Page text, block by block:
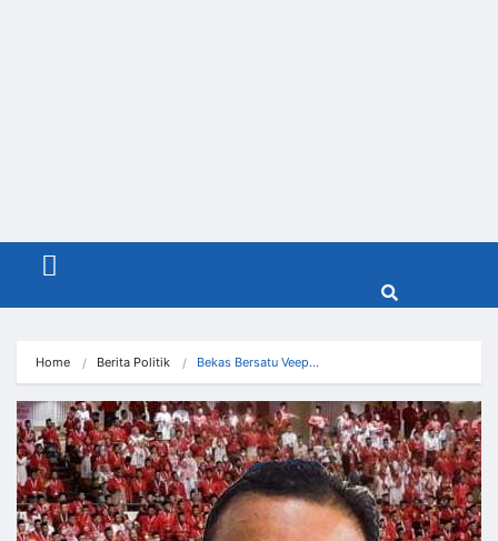
Menu
Home Berita Politik Bekas Bersatu Veep…